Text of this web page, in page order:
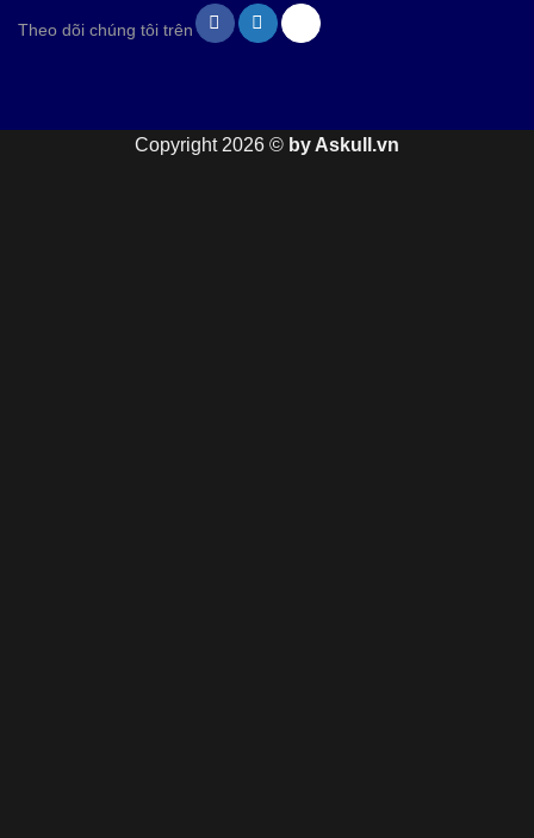
Theo dõi chúng tôi trên
Copyright 2026 © by Askull.vn